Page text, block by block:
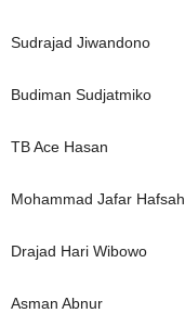
Sudrajad Jiwandono
Budiman Sudjatmiko
TB Ace Hasan
Mohammad Jafar Hafsah
Drajad Hari Wibowo
Asman Abnur